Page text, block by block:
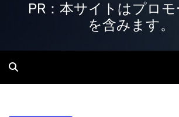
PR：本サイトはプロ
を含みます。